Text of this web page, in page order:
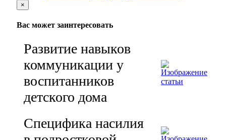
×
Вас может заинтересовать
Развитие навыков
коммуникации у
воспитанников
детского дома
Специфика насилия